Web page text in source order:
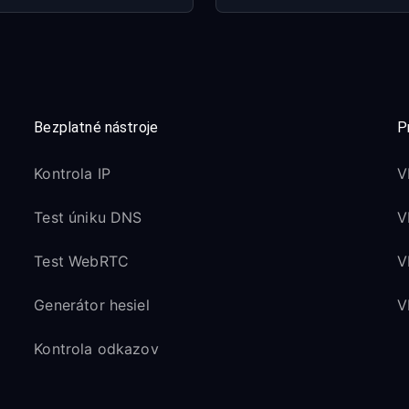
optimalizovaných pre hranie
skrytá kvôli súkromiu
hrania
Bezplatné nástroje
Kontrola IP
Test úniku DNS
Test WebRTC
Generátor hesiel
Kontrola odkazov